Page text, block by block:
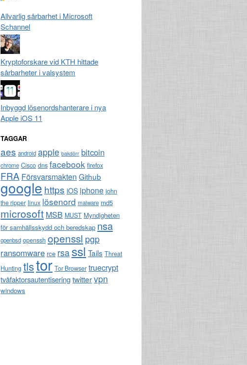
Allvarlig sårbarhet i Microsoft
Schannel
Kryptoforskare vid KTH hittade
sårbarheter i valsystem
Inbyggd lösenordshanterare i nya
Apple iOS 11
TAGGAR
aes android apple bakdörr bitcoin
chrome Cisco dns facebook firefox
FRA Försvarsmakten Github
google https iOS iphone john
the ripper linux lösenord malware md5
microsoft MSB MUST Myndigheten
för samhällsskydd och beredskap nsa
openbsd openssh openssl pgp
ransomware rce rsa ssl Tails Threat
Hunting tlstor Tor Browser truecrypt
tvåfaktorsautentiseringtwittervpn
windows